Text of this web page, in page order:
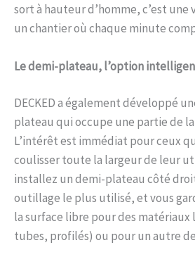
sort à hauteur d’homme, c’est une
un chantier où chaque minute
Le demi-plateau, l’option
DECKED a également développé
plateau qui occupe une partie de
L’intérêt est immédiat pour ceux
coulisser toute la largeur de leur
installez un demi-plateau côté
outillage le plus utilisé, et vous
la surface libre pour des matériaux
tubes, profilés) ou pour un autre